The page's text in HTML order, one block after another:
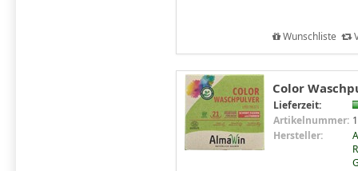
Wunschliste
Color
Lieferzeit:
Artikelnummer:
Hersteller: